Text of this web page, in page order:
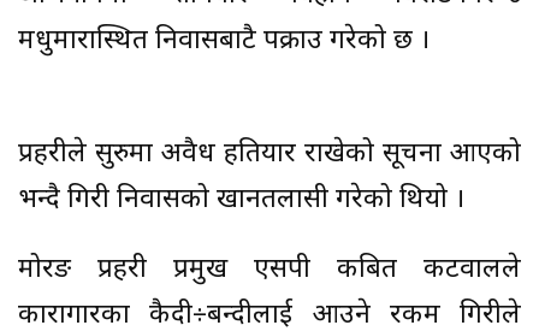
मधुमारास्थित निवासबाटै पक्राउ गरेको छ ।
प्रहरीले सुरुमा अवैध हतियार राखेको सूचना आएको
भन्दै गिरी निवासको खानतलासी गरेको थियो ।
मोरङ प्रहरी प्रमुख एसपी कबित कटवालले
कारागारका कैदी÷बन्दीलाई आउने रकम गिरीले